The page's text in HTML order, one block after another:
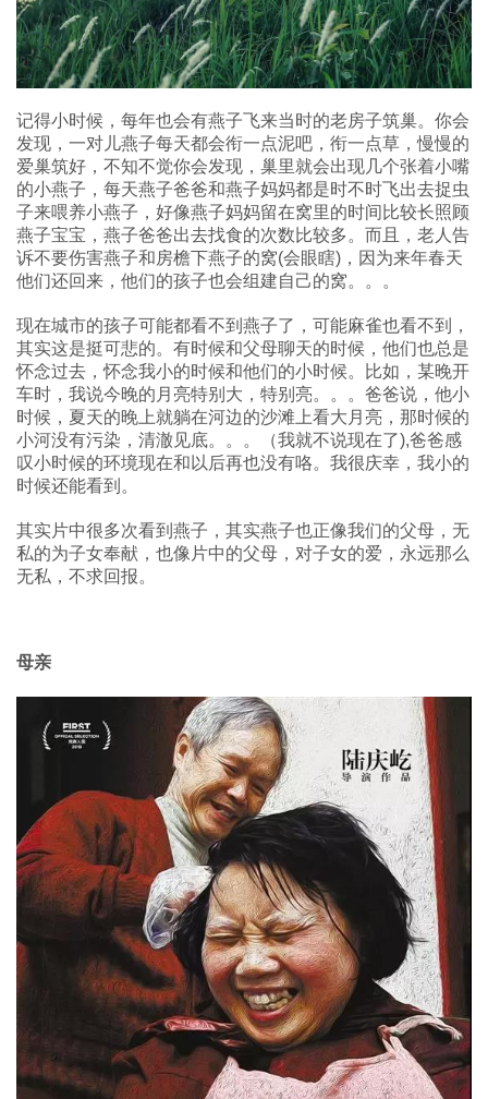
记得小时候，每年也会有燕子飞来当时的老房子筑巢。你会
发现，一对儿燕子每天都会衔一点泥吧，衔一点草，慢慢的
爱巢筑好，不知不觉你会发现，巢里就会出现几个张着小嘴
的小燕子，每天燕子爸爸和燕子妈妈都是时不时飞出去捉虫
子来喂养小燕子，好像燕子妈妈留在窝里的时间比较长照顾
燕子宝宝，燕子爸爸出去找食的次数比较多。而且，老人告
诉不要伤害燕子和房檐下燕子的窝(会眼瞎)，因为来年春天
他们还回来，他们的孩子也会组建自己的窝。。。
现在城市的孩子可能都看不到燕子了，可能麻雀也看不到，
其实这是挺可悲的。有时候和父母聊天的时候，他们也总是
怀念过去，怀念我小的时候和他们的小时候。比如，某晚开
车时，我说今晚的月亮特别大，特别亮。。。爸爸说，他小
时候，夏天的晚上就躺在河边的沙滩上看大月亮，那时候的
小河没有污染，清澈见底。。。（我就不说现在了),爸爸感
叹小时候的环境现在和以后再也没有咯。我很庆幸，我小的
时候还能看到。
其实片中很多次看到燕子，其实燕子也正像我们的父母，无
私的为子女奉献，也像片中的父母，对子女的爱，永远那么
无私，不求回报。
母亲